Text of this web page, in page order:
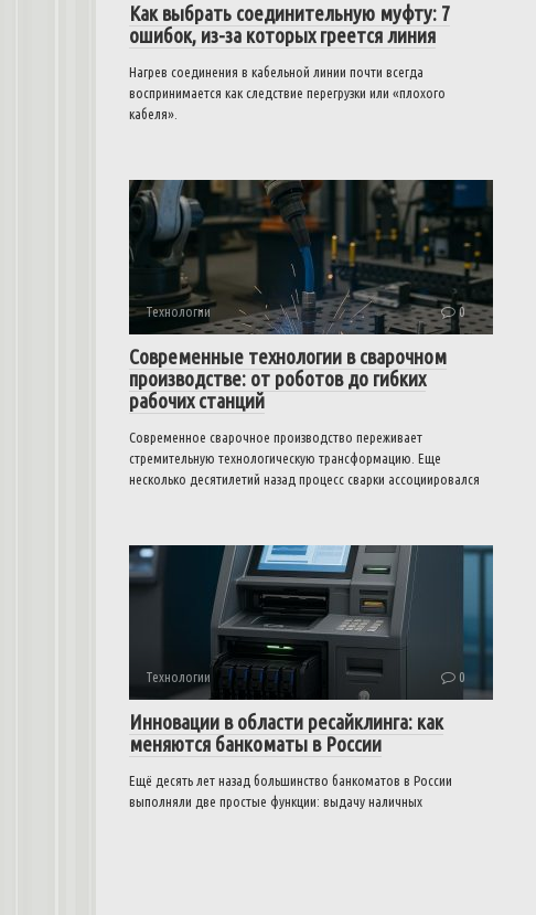
Как выбрать соединительную муфту: 7
ошибок, из-за которых греется линия
Нагрев соединения в кабельной линии почти всегда
воспринимается как следствие перегрузки или «плохого
кабеля».
Технологии 0
Современные технологии в сварочном
производстве: от роботов до гибких
рабочих станций
Современное сварочное производство переживает
стремительную технологическую трансформацию. Еще
несколько десятилетий назад процесс сварки ассоциировался
Технологии 0
Инновации в области ресайклинга: как
меняются банкоматы в России
Ещё десять лет назад большинство банкоматов в России
выполняли две простые функции: выдачу наличных